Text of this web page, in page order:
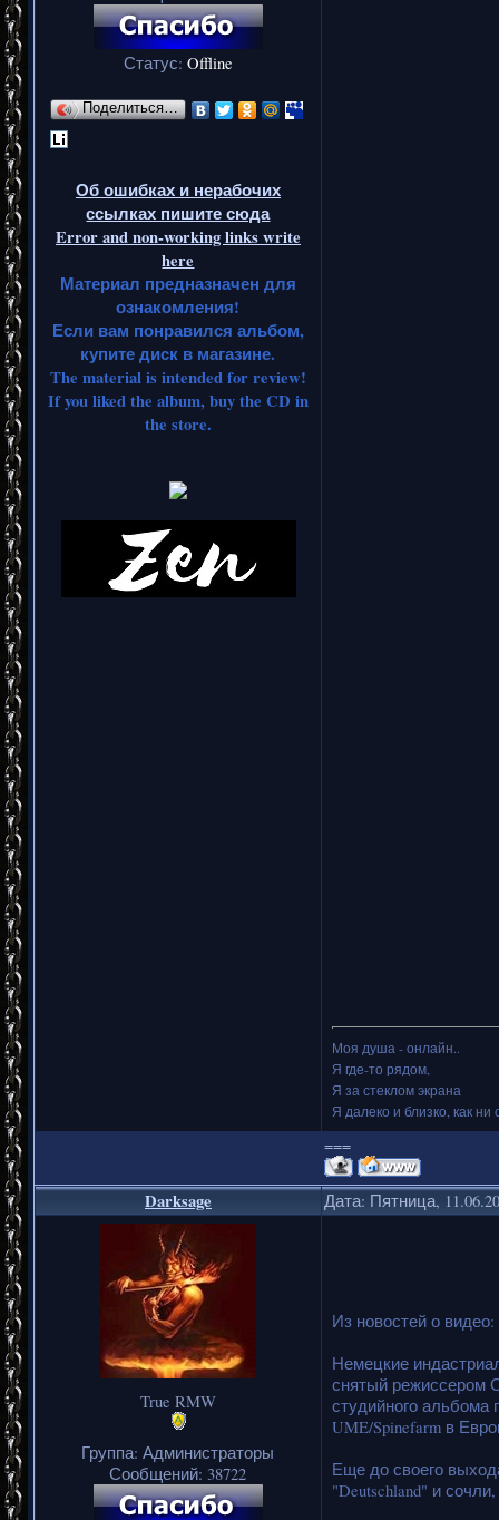
Статус: Offline
Поделиться…
Об ошибках и нерабочих
ссылках пишите сюда
Error and non-working links write
here
Материал предназначен для
ознакомления!
Если вам понравился альбом,
купите диск в магазине.
The material is intended for review!
If you liked the album, buy the CD in
the store.
Моя душа - онлайн..
Я где-то рядом,
Я за стеклом экрана
Я далеко и близко, как ни
===
Darksage Дата: Пятница,
True RMW
Группа: Администраторы
Сообщений: 38722
Из новостей о видео:
Немецкие
снятый режиссером
студийного альбома
UME/Spinefarm в
Еще до своего
"Deutschland" и